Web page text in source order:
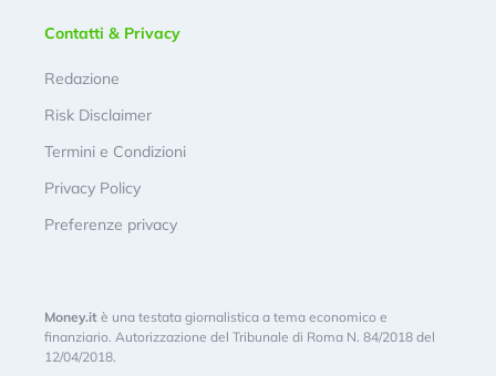
Contatti & Privacy
Redazione
Risk Disclaimer
Termini e Condizioni
Privacy Policy
Preferenze privacy
Money.it è una testata giornalistica a tema economico e
finanziario. Autorizzazione del Tribunale di Roma N. 84/2018 del
12/04/2018.